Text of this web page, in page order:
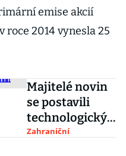
emise akcií
roce 2014 vynesla 25
Majitelé novin
se postavili
technologický
m gigantům.
Zahraniční